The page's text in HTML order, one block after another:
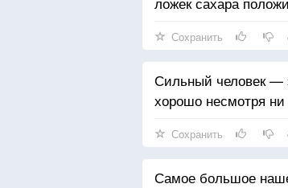
Сохранить
Сильный человек —
хорошо несмотря ни
Сохранить
Самое большое